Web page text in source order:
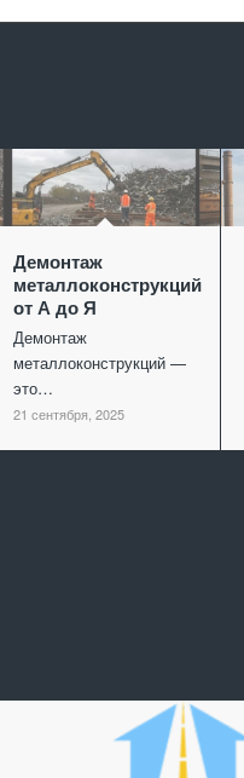
Демонтаж
металлоконструкций
от А до Я
Демонтаж
металлоконструкций —
это…
21 сентября, 2025